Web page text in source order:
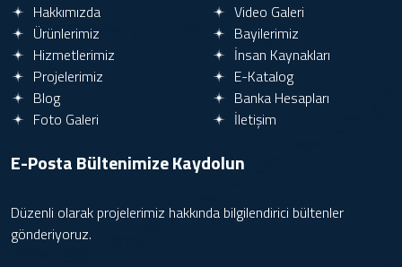
Hakkımızda
Ürünlerimiz
Hizmetlerimiz
Projelerimiz
Blog
Foto Galeri
Video Galeri
Bayilerimiz
İnsan Kaynakları
E-Katalog
Banka Hesapları
İletişim
E-Posta BültenimizeKaydolun
Düzenli olarak projelerimiz hakkında bilgilendirici bültenler
gönderiyoruz.